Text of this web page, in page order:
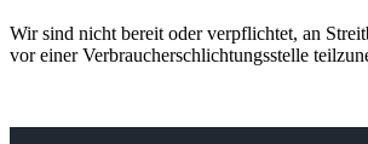
Wir sind nicht bereit oder verpflichtet, an
vor einer Verbraucherschlichtungsstelle